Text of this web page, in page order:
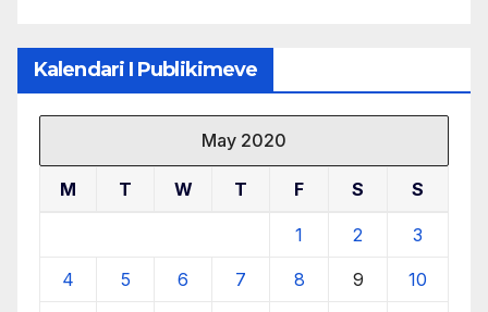
Kalendari I Publikimeve
May 2020
M T W T F S S
1 2 3
4 5 6 7 8 9 10